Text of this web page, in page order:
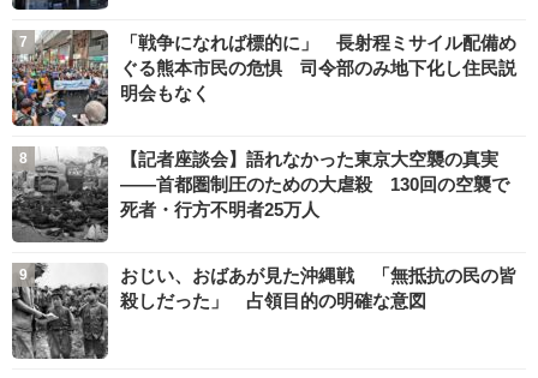
「戦争になれば標的に」 長射程ミサイル配備め
ぐる熊本市民の危惧 司令部のみ地下化し住民説
明会もなく
【記者座談会】語れなかった東京大空襲の真実
――首都圏制圧のための大虐殺 130回の空襲で
死者・行方不明者25万人
おじい、おばあが見た沖縄戦 「無抵抗の民の皆
殺しだった」 占領目的の明確な意図